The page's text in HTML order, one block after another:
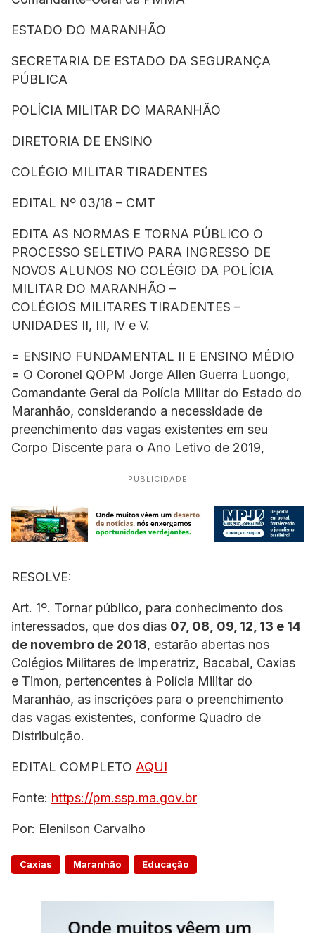
ESTADO DO MARANHÃO
SECRETARIA DE ESTADO DA SEGURANÇA
PÚBLICA
POLÍCIA MILITAR DO MARANHÃO
DIRETORIA DE ENSINO
COLÉGIO MILITAR TIRADENTES
EDITAL Nº 03/18 – CMT
EDITA AS NORMAS E TORNA PÚBLICO O
PROCESSO SELETIVO PARA INGRESSO DE
NOVOS ALUNOS NO COLÉGIO DA POLÍCIA
MILITAR DO MARANHÃO –
COLÉGIOS MILITARES TIRADENTES –
UNIDADES II, III, IV e V.
= ENSINO FUNDAMENTAL II E ENSINO MÉDIO
= O Coronel QOPM Jorge Allen Guerra Luongo,
Comandante Geral da Polícia Militar do Estado do
Maranhão, considerando a necessidade de
preenchimento das vagas existentes em seu
Corpo Discente para o Ano Letivo de 2019,
PUBLICIDADE
RESOLVE:
Art. 1º. Tornar público, para conhecimento dos
interessados, que dos dias 07, 08, 09, 12, 13 e 14
de novembro de 2018, estarão abertas nos
Colégios Militares de Imperatriz, Bacabal, Caxias
e Timon, pertencentes à Polícia Militar do
Maranhão, as inscrições para o preenchimento
das vagas existentes, conforme Quadro de
Distribuição.
EDITAL COMPLETO AQUI
Fonte: https://pm.ssp.ma.gov.br
Por: Elenilson Carvalho
Caxias Maranhão Educação